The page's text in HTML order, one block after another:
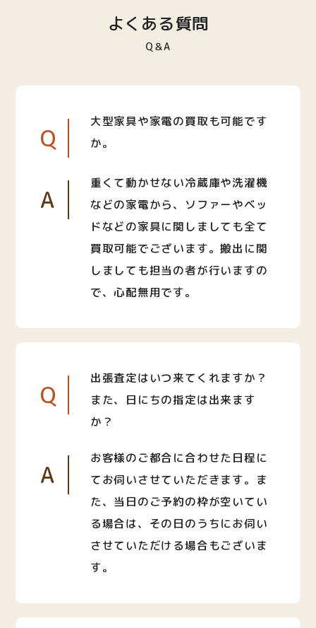
よくある質問
Q＆A
Q
大型家具や家電の買取も可能です
か。
A
重くて動かせない冷蔵庫や洗濯機
などの家電から、ソファーやベッ
ドなどの家具に関しましても全て
買取可能でございます。搬出に関
しましても担当の者が行いますの
で、心配無用です。
Q
出張査定はいつ来てくれますか？
また、日にちの指定は出来ます
か？
A
お客様のご都合に合わせた日程に
てお伺いさせていただきます。ま
た、当日のご予約の枠が空いてい
る場合は、その日のうちにお伺い
させていただける場合もございま
す。